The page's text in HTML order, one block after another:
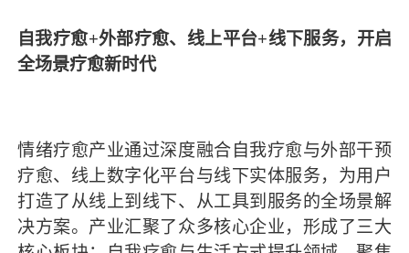
自我疗愈+外部疗愈、线上平台+线下服务，开启
全场景疗愈新时代
情绪疗愈产业通过深度融合自我疗愈与外部干预
疗愈、线上数字化平台与线下实体服务，为用户
打造了从线上到线下、从工具到服务的全场景解
决方案。产业汇聚了众多核心企业，形成了三大